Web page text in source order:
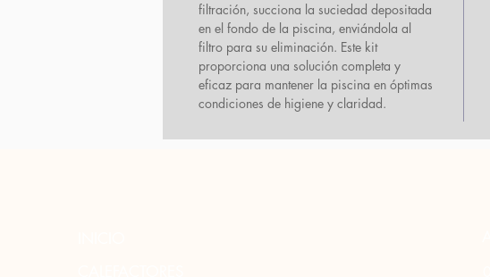
filtración, succiona la suciedad depositada
en el fondo de la piscina, enviándola al
filtro para su eliminación. Este kit
proporciona una solución completa y
eficaz para mantener la piscina en óptimas
condiciones de higiene y claridad.